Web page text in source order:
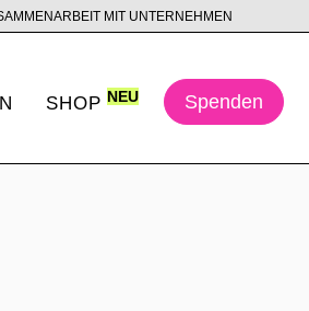
MIT UNTERNEHMEN
SHOP NEU Spenden